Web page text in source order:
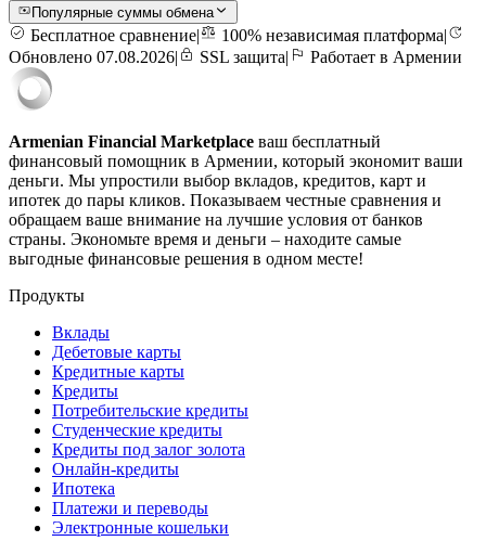
Популярные суммы обмена
Бесплатное сравнение| 100% независимая платформа|
Обновлено 07.08.2026| SSL защита| Работает в Армении
Armenian Financial Marketplace ваш бесплатный
финансовый помощник в Армении, который экономит ваши
деньги. Мы упростили выбор вкладов, кредитов, карт и
ипотек до пары кликов. Показываем честные сравнения и
обращаем ваше внимание на лучшие условия от банков
страны. Экономьте время и деньги – находите самые
выгодные финансовые решения в одном месте!
Продукты
Вклады
Дебетовые карты
Кредитные карты
Кредиты
Потребительские кредиты
Студенческие кредиты
Кредиты под залог золота
Онлайн-кредиты
Ипотека
Платежи и переводы
Электронные кошельки